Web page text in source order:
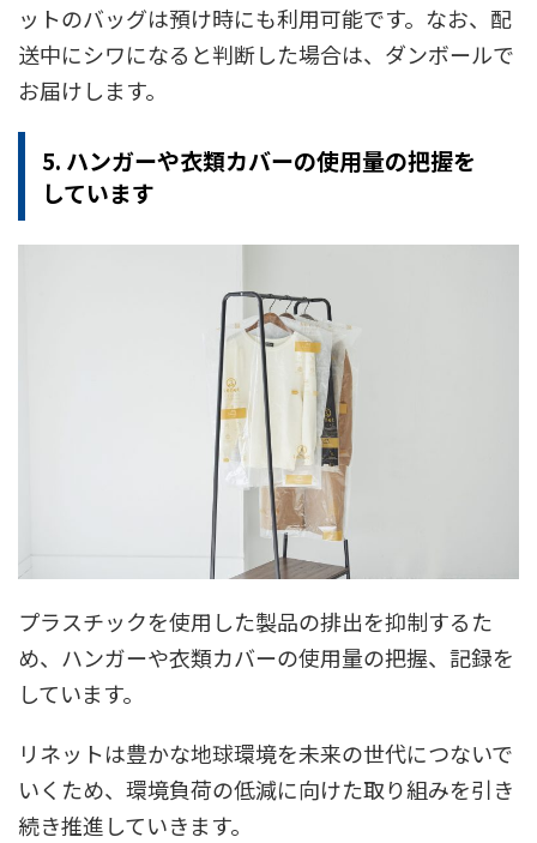
ットのバッグは預け時にも利用可能です。なお、配
送中にシワになると判断した場合は、ダンボールで
お届けします。
5. ハンガーや衣類カバーの使用量の把握を
しています
プラスチックを使用した製品の排出を抑制するた
め、ハンガーや衣類カバーの使用量の把握、記録を
しています。
リネットは豊かな地球環境を未来の世代につないで
いくため、環境負荷の低減に向けた取り組みを引き
続き推進していきます。